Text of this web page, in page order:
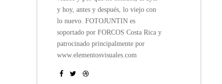
y hoy, antes y después, lo viejo con
lo nuevo. FOTOJUNTIN es
soportado por FORCOS Costa Rica y
patrocinado principalmente por
www.elementosvisuales.com